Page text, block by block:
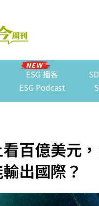
ESG 播客
ESG Podcast
百億美元
出國際？